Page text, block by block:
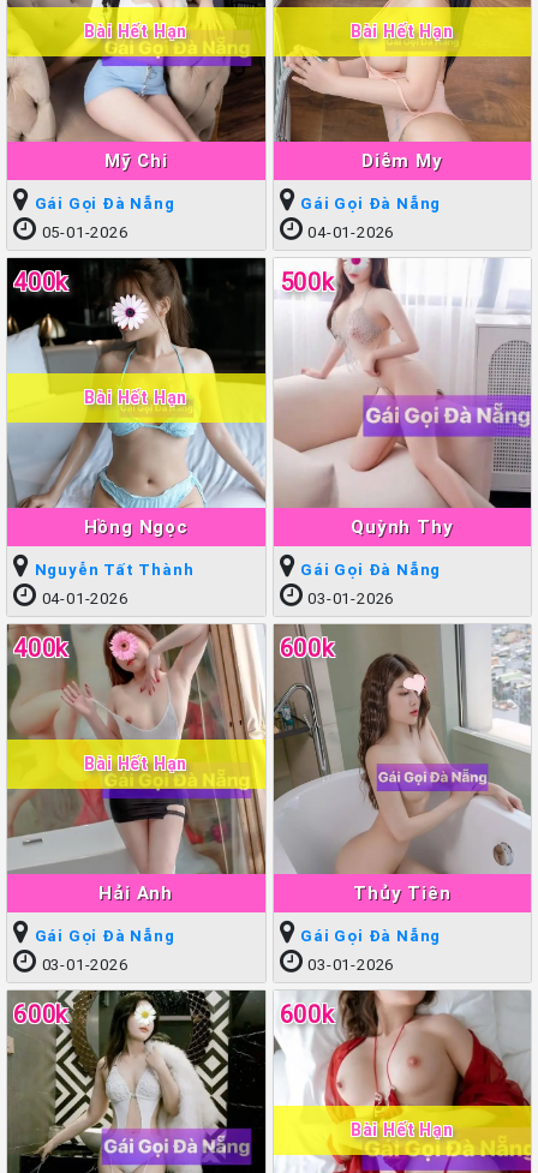
Mỹ Chi
Bài Hết Hạn
Gái Gọi Đà Nẵng
05-01-2026
Diễm My
Bài Hết Hạn
Gái Gọi Đà Nẵng
04-01-2026
Hồng Ngọc
400k
Bài Hết Hạn
Nguyễn Tất Thành
04-01-2026
Quỳnh Thy
500k
Gái Gọi Đà Nẵng
03-01-2026
Hải Anh
400k
Bài Hết Hạn
Gái Gọi Đà Nẵng
03-01-2026
Thủy Tiên
600k
Gái Gọi Đà Nẵng
03-01-2026
600k 600k
Bài Hết Hạn